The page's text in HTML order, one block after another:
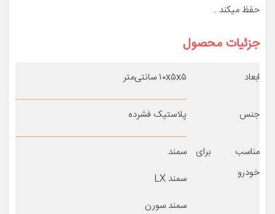
حفظ میکند .
جزئیات محصول
ابعاد ۱۰x۵x۵ سانتی‌متر
جنس پلاستیک فشرده
مناسب برای
خودرو
سمند
سمند LX
سمند سورن